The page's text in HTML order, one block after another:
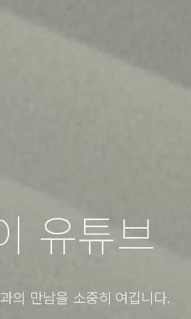
유튜브
의 만남을 소중히 여깁니다.